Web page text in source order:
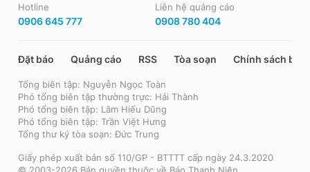
Hotline
0906 645 777
Liên hệ quảng cáo
0908 780 404
Đặt báo Quảng cáo RSS Tòa soạn Chính sách bảo
Tổng biên tập: Nguyễn Ngọc Toàn
Phó tổng biên tập thường trực: Hải Thành
Phó tổng biên tập: Lâm Hiếu Dũng
Phó tổng biên tập: Trần Việt Hưng
Tổng thư ký tòa soạn: Đức Trung
Giấy phép xuất bản số 110/GP - BTTTT cấp ngày 24.3.2020
© 2003-2026 Bản quyền thuộc về Báo Thanh Niên.